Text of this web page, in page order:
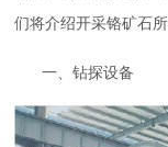
们将介绍开采铬矿石
一、钻探设备